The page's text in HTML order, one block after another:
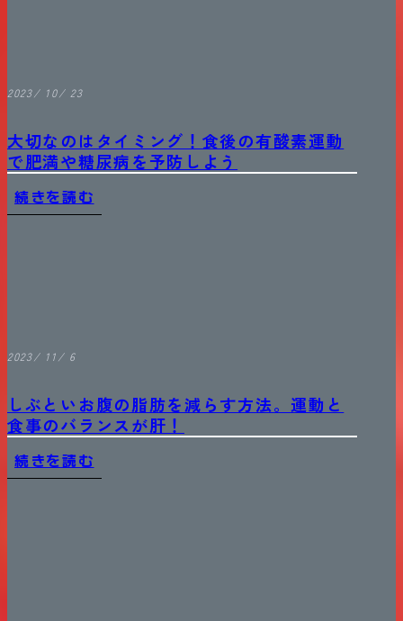
2023/ 10/ 23
大切なのはタイミング！食後の有酸素運動
で肥満や糖尿病を予防しよう
続きを読む
2023/ 11/ 6
しぶといお腹の脂肪を減らす方法。運動と
食事のバランスが肝！
続きを読む